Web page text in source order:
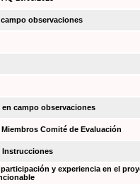
observaciones
campo observaciones
Comité de Evaluación
Instrucciones
y experiencia en el